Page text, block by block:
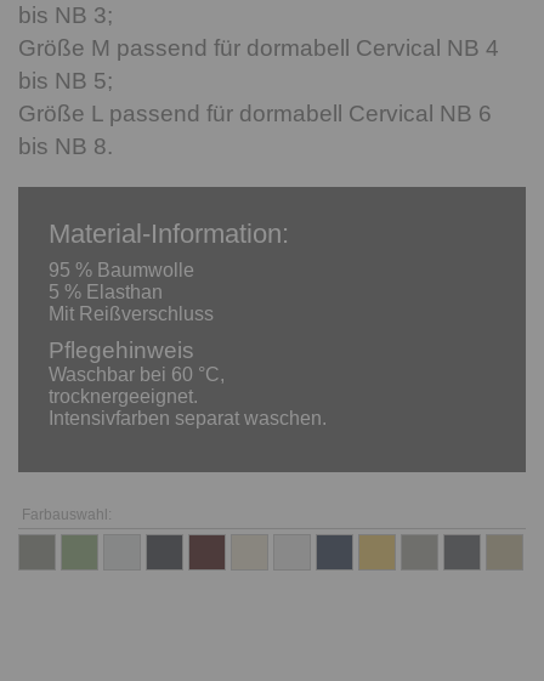
bis NB 3;
Größe M passend für dormabell Cervical NB 4
bis NB 5;
Größe L passend für dormabell Cervical NB 6
bis NB 8.
Material-Information:
95 % Baumwolle
5 % Elasthan
Mit Reißverschluss
Pflegehinweis
Waschbar bei 60 °C,
trocknergeeignet.
Intensivfarben separat waschen.
Farbauswahl: